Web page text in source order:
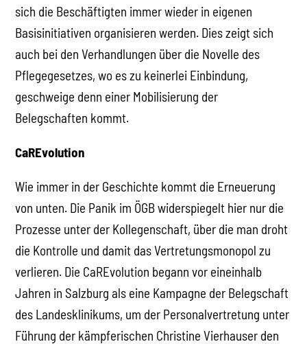
sich die Beschäftigten immer wieder in eigenen
Basisinitiativen organisieren werden. Dies zeigt sich
auch bei den Verhandlungen über die Novelle des
Pflegegesetzes, wo es zu keinerlei Einbindung,
geschweige denn einer Mobilisierung der
Belegschaften kommt.
CaREvolution
Wie immer in der Geschichte kommt die Erneuerung
von unten. Die Panik im ÖGB widerspiegelt hier nur die
Prozesse unter der Kollegenschaft, über die man droht
die Kontrolle und damit das Vertretungsmonopol zu
verlieren. Die CaREvolution begann vor eineinhalb
Jahren in Salzburg als eine Kampagne der Belegschaft
des Landesklinikums, um der Personalvertretung unter
Führung der kämpferischen Christine Vierhauser den